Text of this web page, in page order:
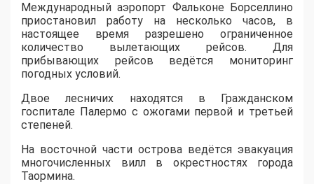
Международный аэропорт Фальконе Борселлино
приостановил работу на несколько часов, в
настоящее время разрешено ограниченное
количество вылетающих рейсов. Для
прибывающих рейсов ведётся мониторинг
погодных условий.
Двое лесничих находятся в Гражданском
госпитале Палермо с ожогами первой и третьей
степеней.
На восточной части острова ведётся эвакуация
многочисленных вилл в окрестностях города
Таормина.